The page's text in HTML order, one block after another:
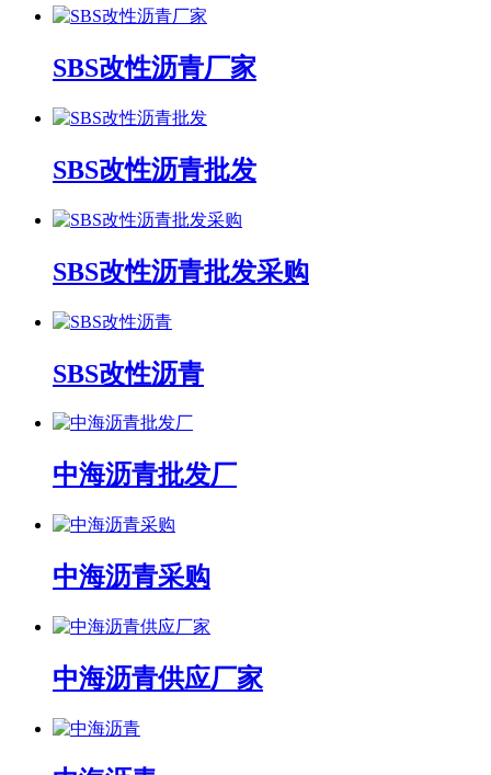
SBS改性沥青厂家
SBS改性沥青批发
SBS改性沥青批发采购
SBS改性沥青
中海沥青批发厂
中海沥青采购
中海沥青供应厂家